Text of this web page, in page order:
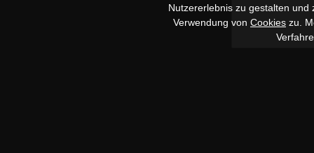
Nutzererlebnis zu gestalten
Verwendung von Cookies zu.